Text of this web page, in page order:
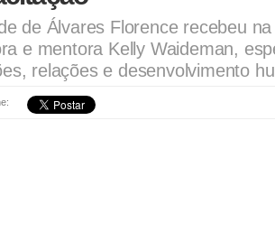
de Álvares Florence recebeu
e mentora Kelly Waideman,
relações e desenvolvimento